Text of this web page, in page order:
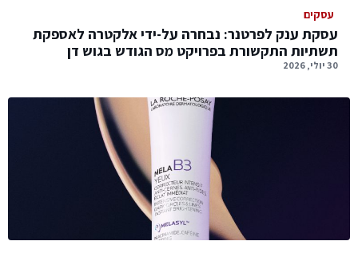
עסקים
עסקת ענק לפרטנר: נבחרה על-ידי אלקטרה לאספקת
תשתיות התקשורת בפרויקט מס הגודש בגוש דן
30 יולי, 2026